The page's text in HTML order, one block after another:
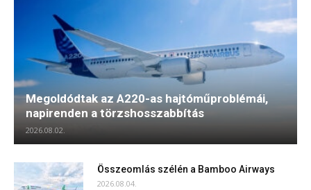
Megoldódtak az A220-as hajtóműproblémái,
napirenden a törzshosszabbítás
2026.08.02.
Összeomlás szélén a Bamboo Airways
2026.08.04.